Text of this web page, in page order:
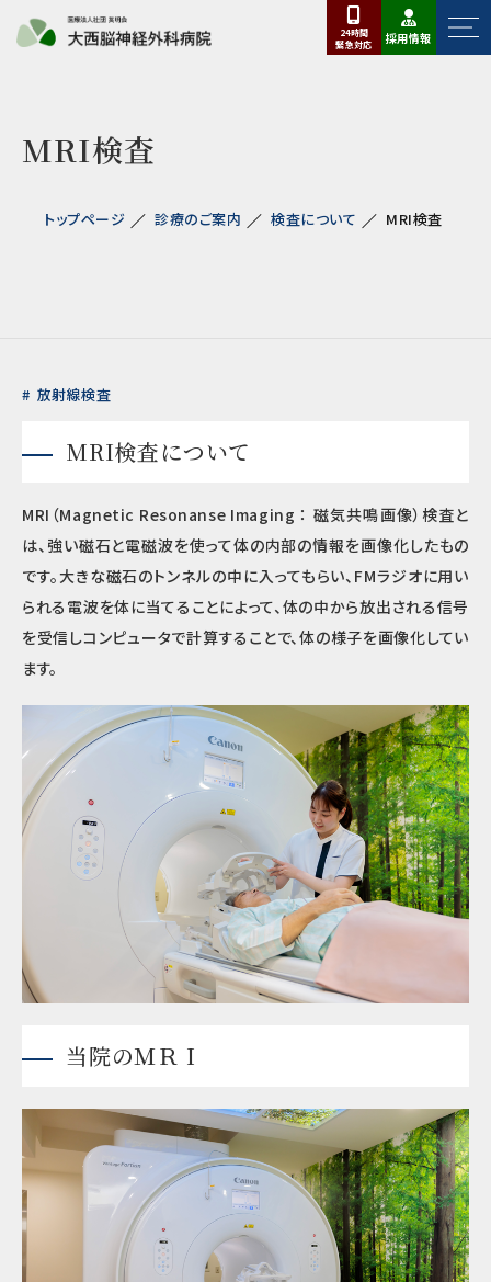
24時間
緊急対応 採用情報
MRI検査
トップページ 診療のご案内 検査について MRI検査
放射線検査
MRI検査について
MRI（Magnetic Resonanse Imaging ： 磁気共鳴画像）検査と
は、強い磁石と電磁波を使って体の内部の情報を画像化したもの
です。大きな磁石のトンネルの中に入ってもらい、FMラジオに用い
られる電波を体に当てることによって、体の中から放出される信号
を受信しコンピュータで計算することで、体の様子を画像化してい
ます。
当院のＭＲＩ